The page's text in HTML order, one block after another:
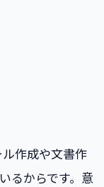
作成や文書作
るからです。意